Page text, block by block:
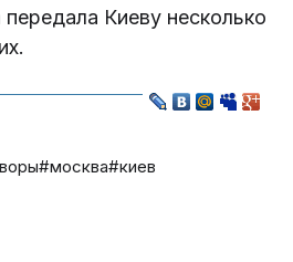
Киеву несколько
#москва#киев